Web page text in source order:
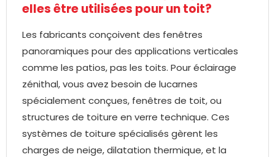
elles être utilisées pour un toit?
Les fabricants conçoivent des fenêtres
panoramiques pour des applications verticales
comme les patios, pas les toits. Pour éclairage
zénithal, vous avez besoin de lucarnes
spécialement conçues, fenêtres de toit, ou
structures de toiture en verre technique. Ces
systèmes de toiture spécialisés gèrent les
charges de neige, dilatation thermique, et la